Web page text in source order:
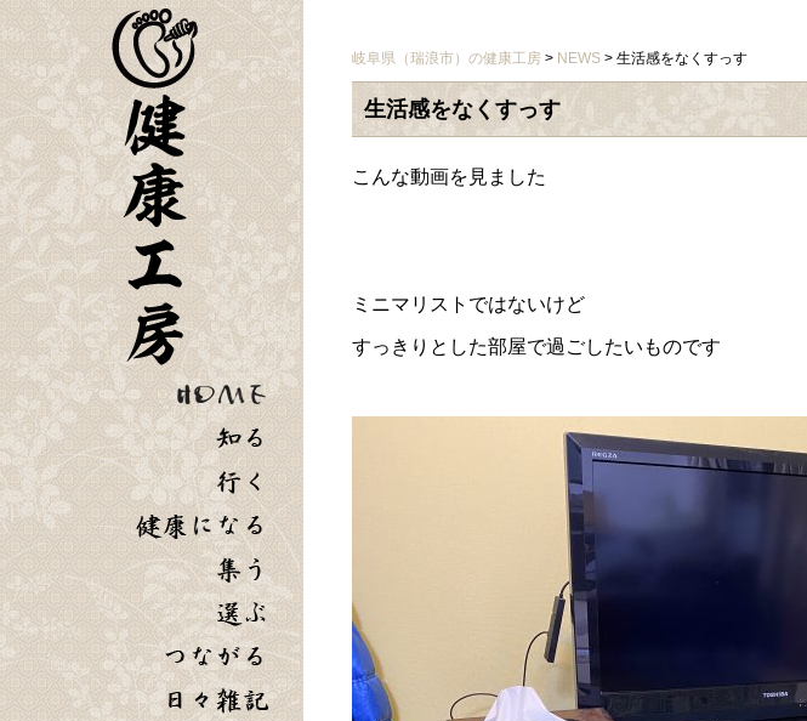
岐阜県（瑞浪市）の健康工房 > NEWS > 生活感をなくすっす
生活感をなくすっす
こんな動画を見ました
ミニマリストではないけど
すっきりとした部屋で過ごしたいものです